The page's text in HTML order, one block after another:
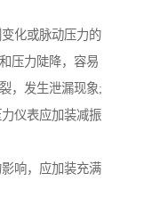
化或脉动压力的
压力陡降，容易
，发生泄漏现象;
仪表应加装减振
响，应加装充满